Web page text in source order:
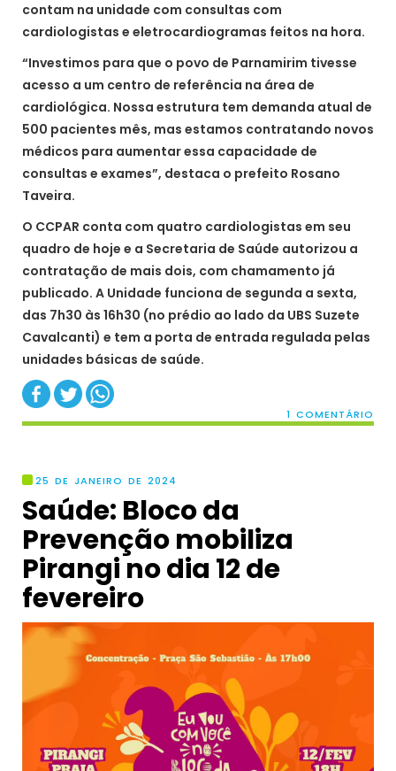
contam na unidade com consultas com
cardiologistas e eletrocardiogramas feitos na hora.
“Investimos para que o povo de Parnamirim tivesse
acesso a um centro de referência na área de
cardiológica. Nossa estrutura tem demanda atual de
500 pacientes mês, mas estamos contratando novos
médicos para aumentar essa capacidade de
consultas e exames”, destaca o prefeito Rosano
Taveira.
O CCPAR conta com quatro cardiologistas em seu
quadro de hoje e a Secretaria de Saúde autorizou a
contratação de mais dois, com chamamento já
publicado. A Unidade funciona de segunda a sexta,
das 7h30 às 16h30 (no prédio ao lado da UBS Suzete
Cavalcanti) e tem a porta de entrada regulada pelas
unidades básicas de saúde.
1 COMENTÁRIO
25 DE JANEIRO DE 2024
Saúde: Bloco da
Prevenção mobiliza
Pirangi no dia 12 de
fevereiro